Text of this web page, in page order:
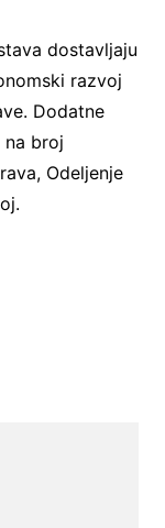
dostavljaju
razvoj
Dodatne
broj
Odeljenje